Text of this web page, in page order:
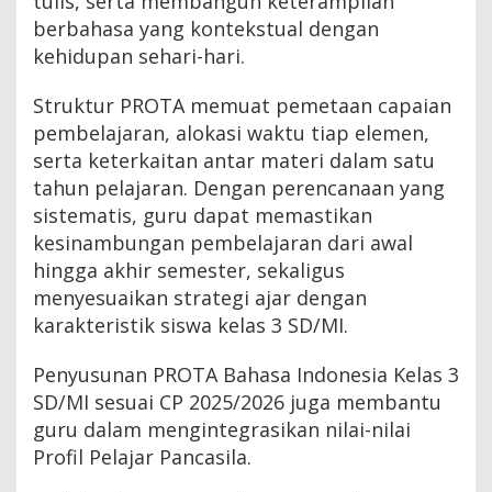
berbahasa yang kontekstual dengan
kehidupan sehari-hari.
Struktur PROTA memuat pemetaan capaian
pembelajaran, alokasi waktu tiap elemen,
serta keterkaitan antar materi dalam satu
tahun pelajaran. Dengan perencanaan yang
sistematis, guru dapat memastikan
kesinambungan pembelajaran dari awal
hingga akhir semester, sekaligus
menyesuaikan strategi ajar dengan
karakteristik siswa kelas 3 SD/MI.
Penyusunan PROTA Bahasa Indonesia Kelas 3
SD/MI sesuai CP 2025/2026 juga membantu
guru dalam mengintegrasikan nilai-nilai
Profil Pelajar Pancasila.